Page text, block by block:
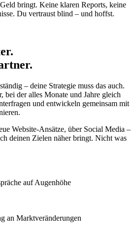
bringt. Keine klaren Reports, keine
Du vertraust blind – und hoffst.
– deine Strategie muss das auch.
bei der alles Monate und Jahre gleich
und entwickeln gemeinsam mit
Website-Ansätze, über Social Media –
deinen Zielen näher bringt. Nicht was
auf Augenhöhe
an Marktveränderungen